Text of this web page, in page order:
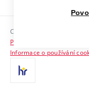
Sociální bezpečí
HR Award
Kontakty
Copyright © 2026 VUT
Prohlášení o přístupnosti
Informace o používání